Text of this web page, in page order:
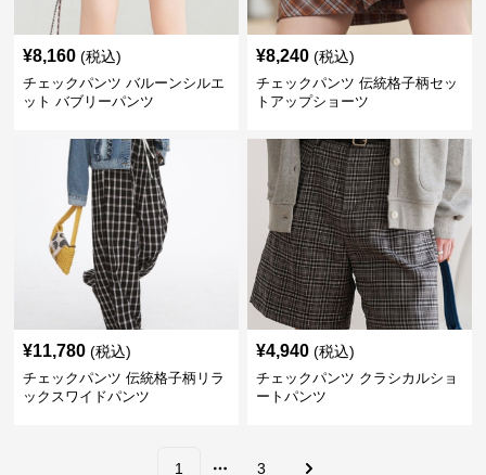
¥8,160 (税込)
チェックパンツ バルーンシルエ
ット バブリーパンツ
¥8,240 (税込)
チェックパンツ 伝統格子柄セッ
トアップショーツ
¥11,780 (税込)
チェックパンツ 伝統格子柄リラ
ックスワイドパンツ
¥4,940 (税込)
チェックパンツ クラシカルショ
ートパンツ
1 3